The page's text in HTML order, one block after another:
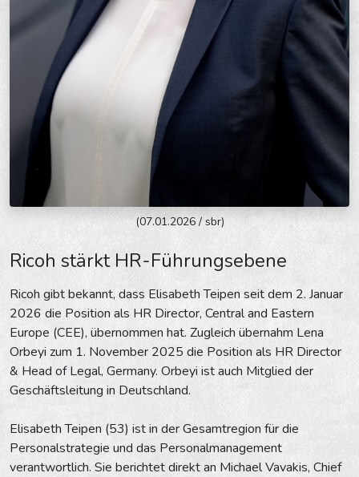
(07.01.2026 / sbr)
Ricoh stärkt HR-Führungsebene
Ricoh gibt bekannt, dass Elisabeth Teipen seit dem 2. Januar
2026 die Position als HR Director, Central and Eastern
Europe (CEE), übernommen hat. Zugleich übernahm Lena
Orbeyi zum 1. November 2025 die Position als HR Director
& Head of Legal, Germany. Orbeyi ist auch Mitglied der
Geschäftsleitung in Deutschland.
Elisabeth Teipen (53) ist in der Gesamtregion für die
Personalstrategie und das Personalmanagement
verantwortlich. Sie berichtet direkt an Michael Vavakis, Chief